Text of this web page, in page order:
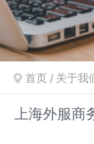
首页 / 关于我
上海外服商